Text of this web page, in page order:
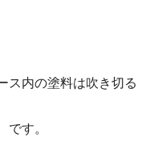
内の塗料は吹き切る
す。